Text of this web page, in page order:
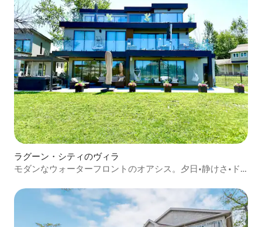
ラグーン・シティのヴィラ
モダンなウォーターフロントのオアシス。夕日•静けさ•ド